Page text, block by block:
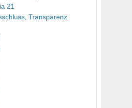
21
Transparenz